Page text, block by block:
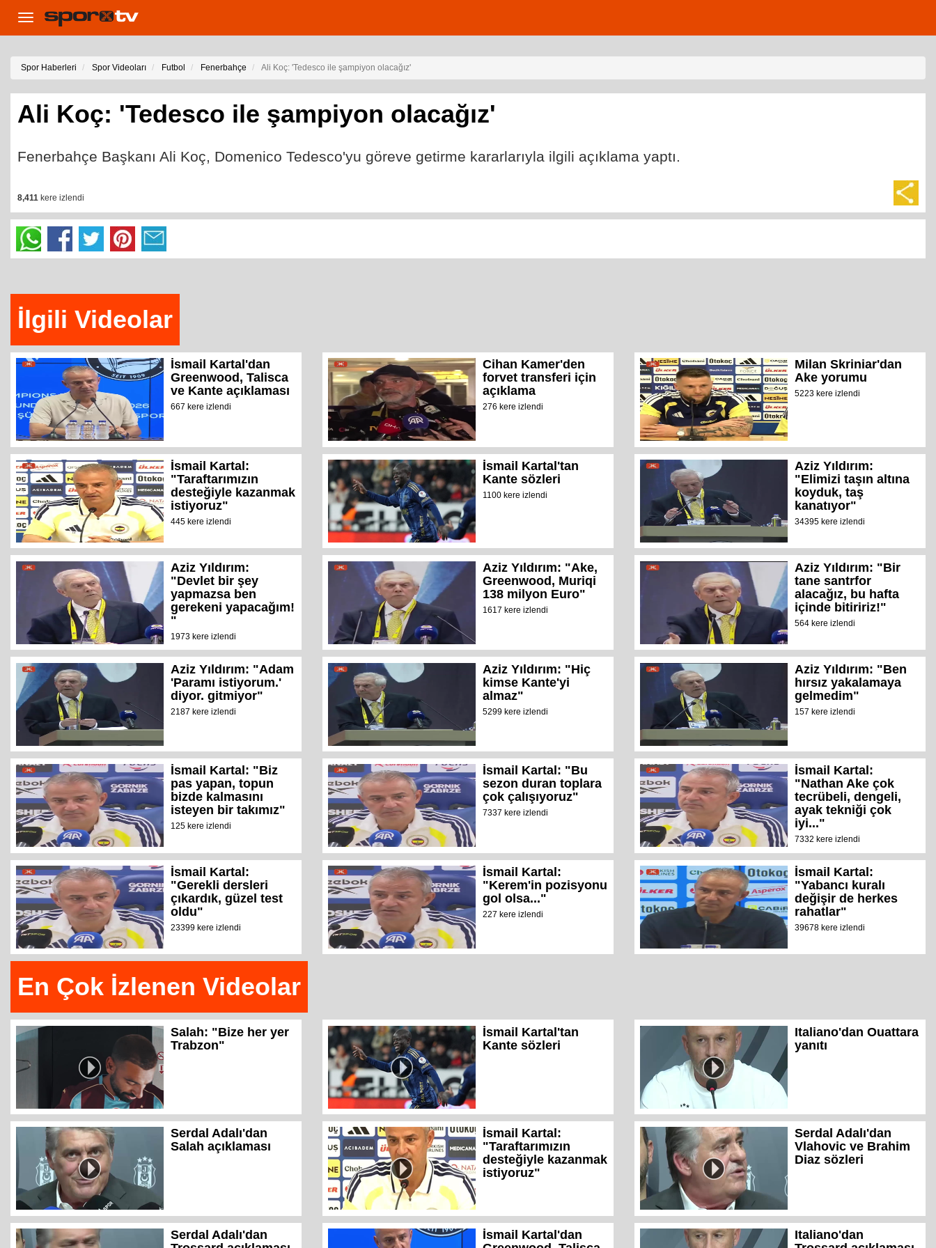
Toggle
navigation
Spor Haberleri Spor Videoları Futbol Fenerbahçe Ali Koç: 'Tedesco ile şampiyon olacağız'
Ali Koç: 'Tedesco ile şampiyon olacağız'
Fenerbahçe Başkanı Ali Koç, Domenico Tedesco'yu göreve getirme kararlarıyla ilgili açıklama yaptı.
8,411 kere izlendi
İlgili Videolar
İsmail Kartal'dan
Greenwood, Talisca
ve Kante açıklaması
667 kere izlendi
Cihan Kamer'den
forvet transferi için
açıklama
276 kere izlendi
Milan Skriniar'dan
Ake yorumu
5223 kere izlendi
İsmail Kartal:
"Taraftarımızın
desteğiyle kazanmak
istiyoruz"
445 kere izlendi
İsmail Kartal'tan
Kante sözleri
1100 kere izlendi
Aziz Yıldırım:
"Elimizi taşın altına
koyduk, taş
kanatıyor"
34395 kere izlendi
Aziz Yıldırım:
"Devlet bir şey
yapmazsa ben
gerekeni yapacağım!
"
1973 kere izlendi
Aziz Yıldırım: "Ake,
Greenwood, Muriqi
138 milyon Euro"
1617 kere izlendi
Aziz Yıldırım: "Bir
tane santrfor
alacağız, bu hafta
içinde bitiririz!"
564 kere izlendi
Aziz Yıldırım: "Adam
'Paramı istiyorum.'
diyor. gitmiyor"
2187 kere izlendi
Aziz Yıldırım: "Hiç
kimse Kante'yi
almaz"
5299 kere izlendi
Aziz Yıldırım: "Ben
hırsız yakalamaya
gelmedim"
157 kere izlendi
İsmail Kartal: "Biz
pas yapan, topun
bizde kalmasını
isteyen bir takımız"
125 kere izlendi
İsmail Kartal: "Bu
sezon duran toplara
çok çalışıyoruz"
7337 kere izlendi
İsmail Kartal:
"Nathan Ake çok
tecrübeli, dengeli,
ayak tekniği çok
iyi..."
7332 kere izlendi
İsmail Kartal:
"Gerekli dersleri
çıkardık, güzel test
oldu"
23399 kere izlendi
İsmail Kartal:
"Kerem'in pozisyonu
gol olsa..."
227 kere izlendi
İsmail Kartal:
"Yabancı kuralı
değişir de herkes
rahatlar"
39678 kere izlendi
En Çok İzlenen Videolar
Salah: "Bize her yer
Trabzon"
İsmail Kartal'tan
Kante sözleri
Italiano'dan Ouattara
yanıtı
Serdal Adalı'dan
Salah açıklaması
İsmail Kartal:
"Taraftarımızın
desteğiyle kazanmak
istiyoruz"
Serdal Adalı'dan
Vlahovic ve Brahim
Diaz sözleri
Serdal Adalı'dan
İsmail Kartal'dan
Italiano'dan